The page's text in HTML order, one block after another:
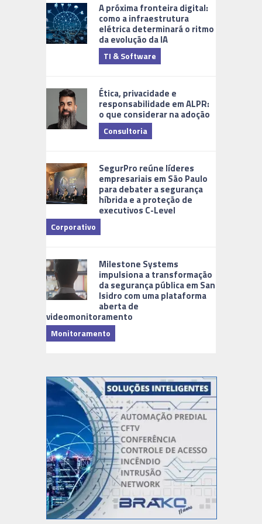
A próxima fronteira digital:
como a infraestrutura
elétrica determinará o ritmo
da evolução da IA
TI & Software
Ética, privacidade e
responsabilidade em ALPR:
o que considerar na adoção
Consultoria
SegurPro reúne líderes
empresariais em São Paulo
para debater a segurança
híbrida e a proteção de
executivos C-Level
Corporativo
Milestone Systems
impulsiona a transformação
da segurança pública em San
Isidro com uma plataforma
aberta de
videomonitoramento
Monitoramento